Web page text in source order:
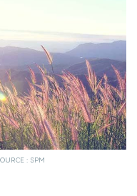
: SPM